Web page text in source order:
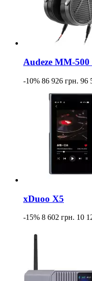
Audeze MM-500
-10% 86 926 грн. 96
xDuoo X5
-15% 8 602 грн. 10